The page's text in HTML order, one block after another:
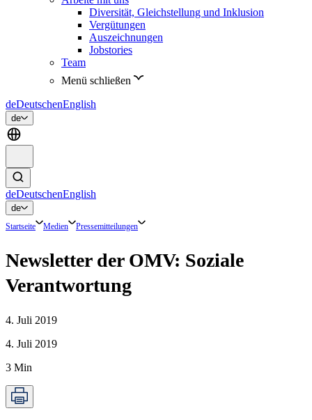
Diversität, Gleichstellung und Inklusion
Vergütungen
Auszeichnungen
Jobstories
Team
Menü schließen
deDeutschenEnglish
de
deDeutschenEnglish
de
Startseite Medien Pressemitteilungen
Newsletter der OMV: Soziale
Verantwortung
4. Juli 2019
4. Juli 2019
3 Min